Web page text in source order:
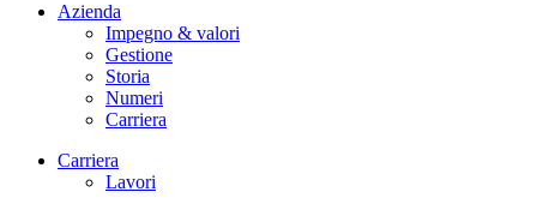
Azienda
Impegno & valori
Gestione
Storia
Numeri
Carriera
Carriera
Lavori